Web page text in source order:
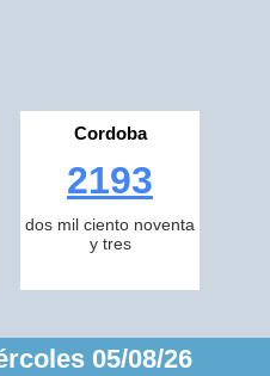
Cordoba
2193
dos mil ciento noventa
y tres
05/08/26